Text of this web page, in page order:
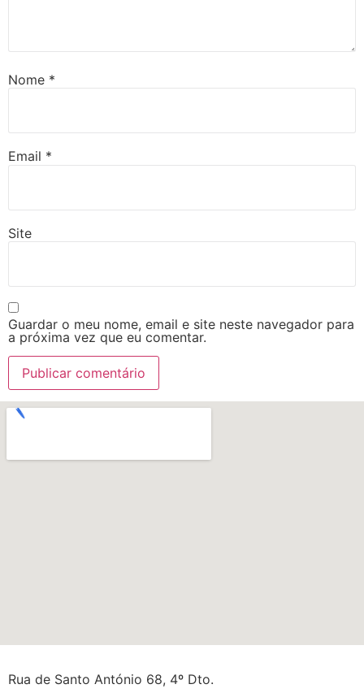
Nome *
Email *
Site
Guardar o meu nome, email e site neste navegador para
a próxima vez que eu comentar.
Rua de Santo António 68, 4º Dto.